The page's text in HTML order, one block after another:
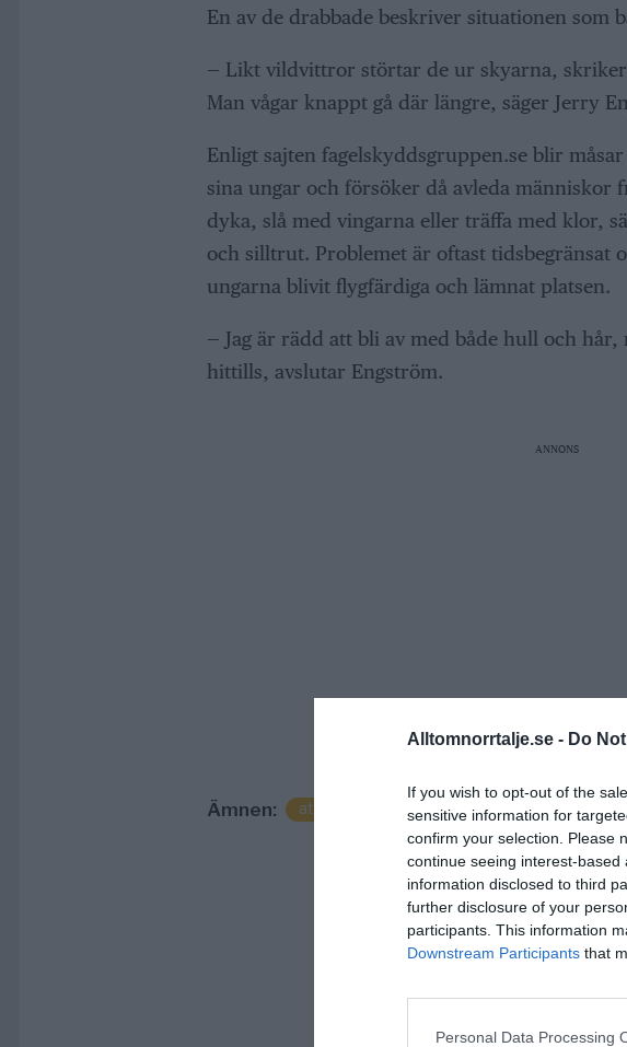
Alltomnorrtalje.se - Do
If you wish to opt-out of the
sensitive information for
confirm your selection. Please
continue seeing interest-
information disclosed to third
further disclosure of your
participants. This information
Downstream Participants that
Personal Data Processing
En av de drabbade beskriver situationen som
— Likt vildvittror störtar de ur skyarna,
Man vågar knappt gå där längre, säger Jerry
Enligt sajten fagelskyddsgruppen.se blir
sina ungar och försöker då avleda människor
dyka, slå med vingarna eller träffa med klor,
och silltrut. Problemet är oftast tidsbegränsat
ungarna blivit flygfärdiga och lämnat platsen.
— Jag är rädd att bli av med både hull och
hittills, avslutar Engström.
ANNONS
Ämnen: attack måsar norrtälje